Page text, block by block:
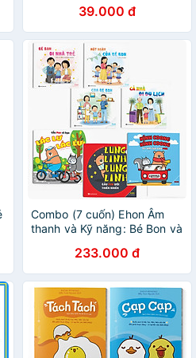
39.000 đ
Combo (7 cuốn) Ehon Âm
thanh và Kỹ năng: Bé Bon và
233.000 đ